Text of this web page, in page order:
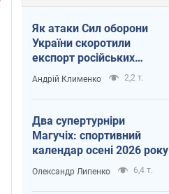
Як атаки Сил оборони
України скоротили
експорт російських
нафтопродуктів
Андрій Клименко 2,2 т.
Два супертурніри
Магучіх: спортивний
календар осені 2026 року
Олександр Липенко 6,4 т.